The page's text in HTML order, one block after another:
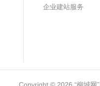
企业建站服务